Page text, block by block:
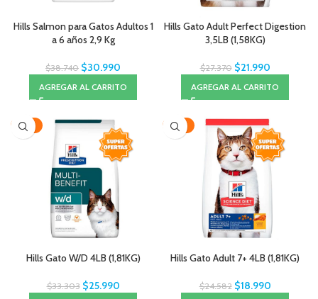
Hills Salmon para Gatos Adultos 1
a 6 años 2,9 Kg
$38.740 $30.990
AGREGAR AL CARRITO
Hills Gato Adult Perfect Digestion
3,5LB (1,58KG)
$27.370 $21.990
AGREGAR AL CARRITO
-22%
Hills Gato W/D 4LB (1,81KG)
$33.303 $25.990
-23%
Hills Gato Adult 7+ 4LB (1,81KG)
$24.582 $18.990